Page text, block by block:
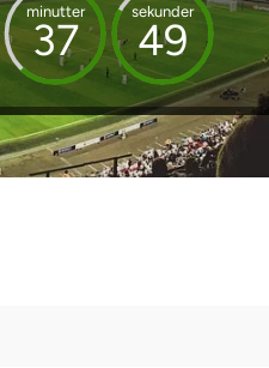
minutter
37
sekunder
49